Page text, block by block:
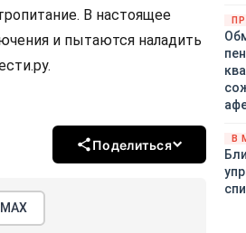
В настоящее
и пытаются наладить
Поделиться
МАХ
В